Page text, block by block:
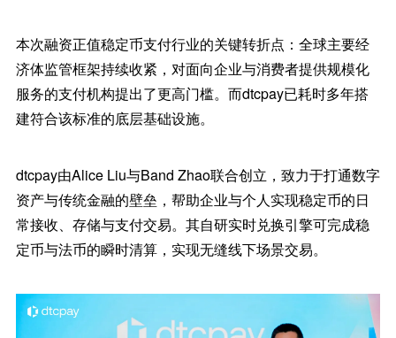
本次融资正值稳定币支付行业的关键转折点：全球主要经
济体监管框架持续收紧，对面向企业与消费者提供规模化
服务的支付机构提出了更高门槛。而dtcpay已耗时多年搭
建符合该标准的底层基础设施。
dtcpay由Alice Liu与Band Zhao联合创立，致力于打通数字
资产与传统金融的壁垒，帮助企业与个人实现稳定币的日
常接收、存储与支付交易。其自研实时兑换引擎可完成稳
定币与法币的瞬时清算，实现无缝线下场景交易。